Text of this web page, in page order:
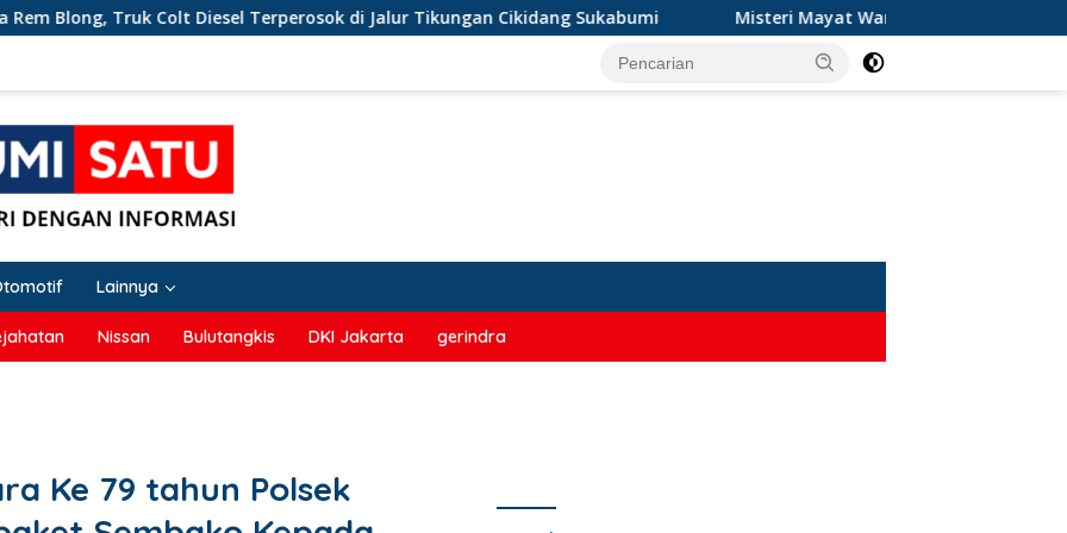
Colt Diesel Terperosok di Jalur Tikungan Cikidang Sukabumi Misteri Mayat Wanita Tanpa Atasan di Sungai Cibatu
Lainnya
Nissan Bulutangkis DKI Jakarta gerindra
Ke 79 tahun Polsek